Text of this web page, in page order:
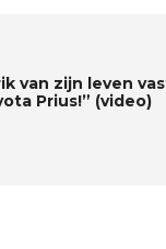
van zijn leven
Prius!” (video)